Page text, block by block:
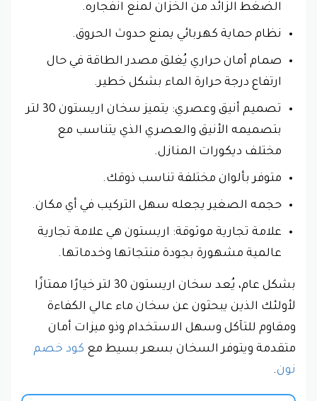
الضغط الزائد من الخزان لمنع انفجاره.
نظام حماية كهربائي يمنع حدوث الحروق.
صمام أمان حراري يُغلق مصدر الطاقة في حال
ارتفاع درجة حرارة الماء بشكل خطير.
تصميم أنيق وعصري: يتميز سخان اريستون 30 لتر
بتصميمه الأنيق والعصري الذي يتناسب مع
مختلف ديكورات المنازل.
متوفر بألوان مختلفة تناسب ذوقك.
حجمه الصغير يجعله سهل التركيب في أي مكان.
علامة تجارية موثوقة: اريستون هي علامة تجارية
عالمية مشهورة بجودة منتجاتها وخدماتها.
بشكل عام، يُعد سخان اريستون 30 لتر خيارًا ممتازًا
لأولئك الذين يبحثون عن سخان ماء عالي الكفاءة
ومقاوم للتآكل وسهل الاستخدام وذو ميزات أمان
متقدمة ويتوفر السخان بسعر بسيط مع كود خصم
نون.